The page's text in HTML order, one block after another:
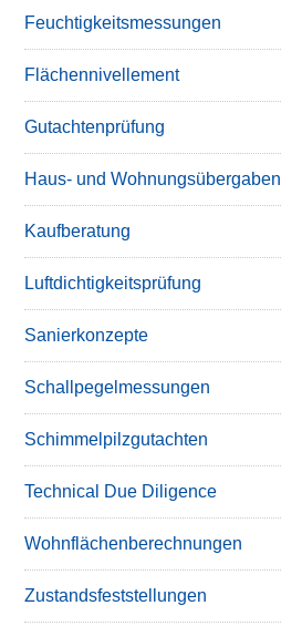
Feuchtigkeitsmessungen
Flächennivellement
Gutachtenprüfung
Haus- und Wohnungsübergaben
Kaufberatung
Luftdichtigkeitsprüfung
Sanierkonzepte
Schallpegelmessungen
Schimmelpilzgutachten
Technical Due Diligence
Wohnflächenberechnungen
Zustandsfeststellungen